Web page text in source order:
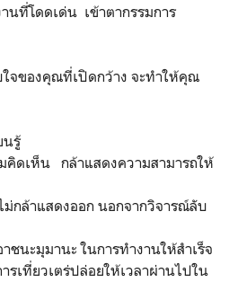
นที่โดดเด่น เข้าตากรรมการ
ใจของคุณที่เปิดกว้าง จะทำให้คุณ
นรู้
คิดเห็น กล้าแสดงความสามารถให้
กล้าแสดงออก นอกจากวิจารณ์ลับ
ชนะมุมานะ ในการทำงานให้สำเร็จ
รเที่ยวเตร่ปล่อยให้เวลาผ่านไปใน